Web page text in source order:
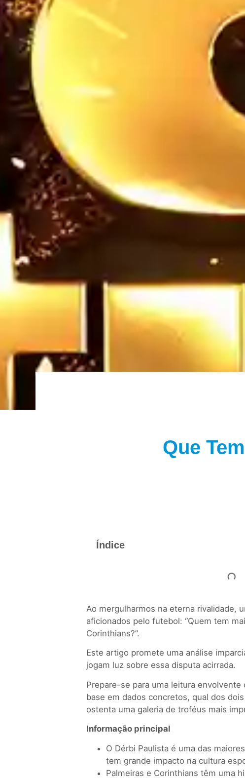
Que
Índice
Ao mergulharmos na eterna rivalidade,
aficionados pelo futebol: “Quem tem
Corinthians?”.
Este artigo promete uma análise
jogam luz sobre essa disputa acirrada.
Prepare-se para uma leitura
base em dados concretos, qual dos
ostenta uma galeria de troféus mais
Informação principal
O Dérbi Paulista é uma das
tem grande impacto na cultura
Palmeiras e Corinthians têm uma